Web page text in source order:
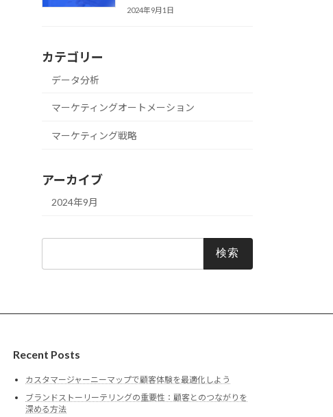
2024年9月1日
カテゴリー
データ分析
マーケティングオートメーション
マーケティング戦略
アーカイブ
2024年9月
Recent Posts
カスタマージャーニーマップで顧客体験を最適化しよう
ブランドストーリーテリングの重要性：顧客とのつながりを
深める方法